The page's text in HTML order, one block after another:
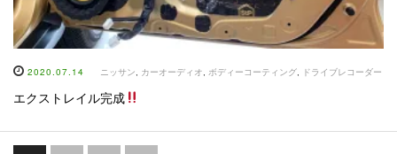
2020.07.14 ニッサン カーオーディオ ボディーコーティング ドライブレコーダー
エクストレイル完成